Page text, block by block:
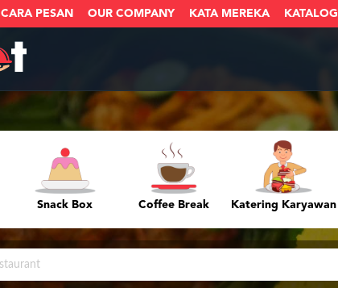
CARA PESAN OUR COMPANY KATA MEREKA KATALOG
Snack Box Coffee Break Katering Karyawan